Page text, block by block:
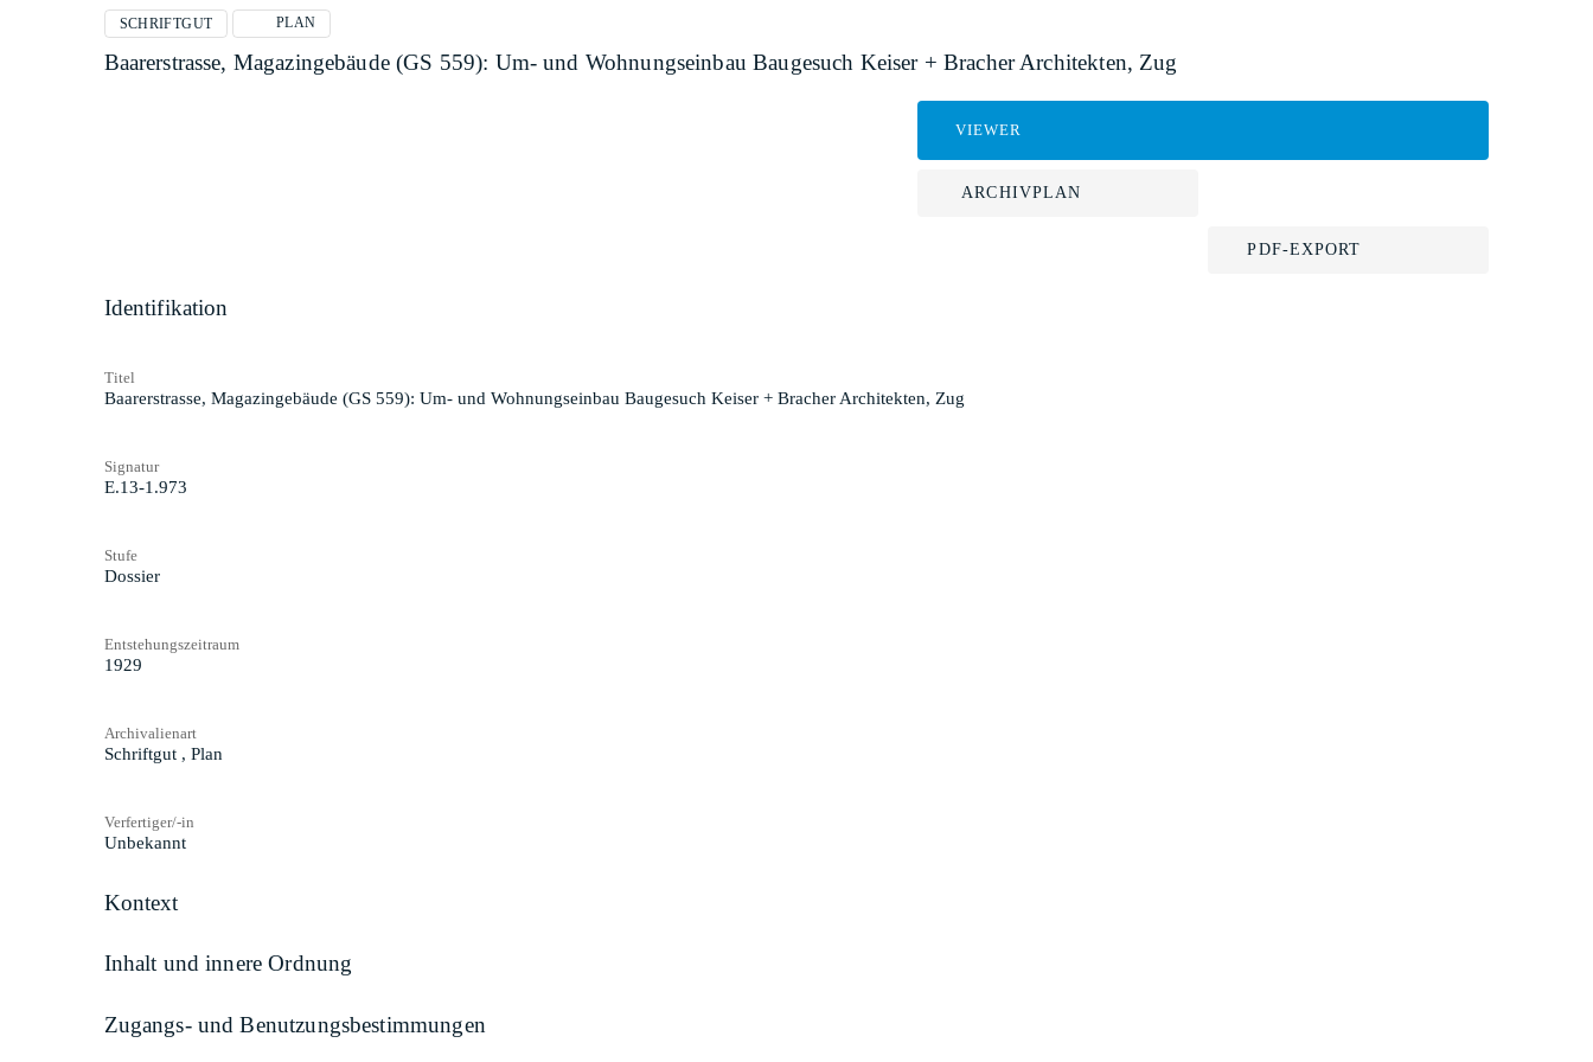
SCHRIFTGUT PLAN
Baarerstrasse, Magazingebäude (GS 559): Um- und Wohnungseinbau Baugesuch Keiser + Bracher Architekten, Zug
VIEWER
ARCHIVPLAN
PDF-EXPORT
Identifikation
Titel
Baarerstrasse, Magazingebäude (GS 559): Um- und Wohnungseinbau Baugesuch Keiser + Bracher Architekten, Zug
Signatur
E.13-1.973
Stufe
Dossier
Entstehungszeitraum
1929
Archivalienart
Schriftgut , Plan
Verfertiger/-in
Unbekannt
Kontext
Inhalt und innere Ordnung
Zugangs- und Benutzungsbestimmungen